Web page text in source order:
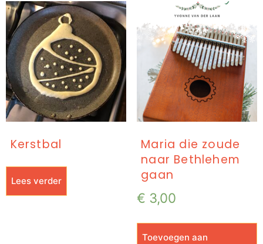
Kerstbal
Lees verder
Maria die zoude
naar Bethlehem
gaan
€ 3,00
Toevoegen aan